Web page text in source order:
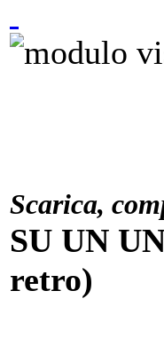
Scarica,
SU UN
retro)